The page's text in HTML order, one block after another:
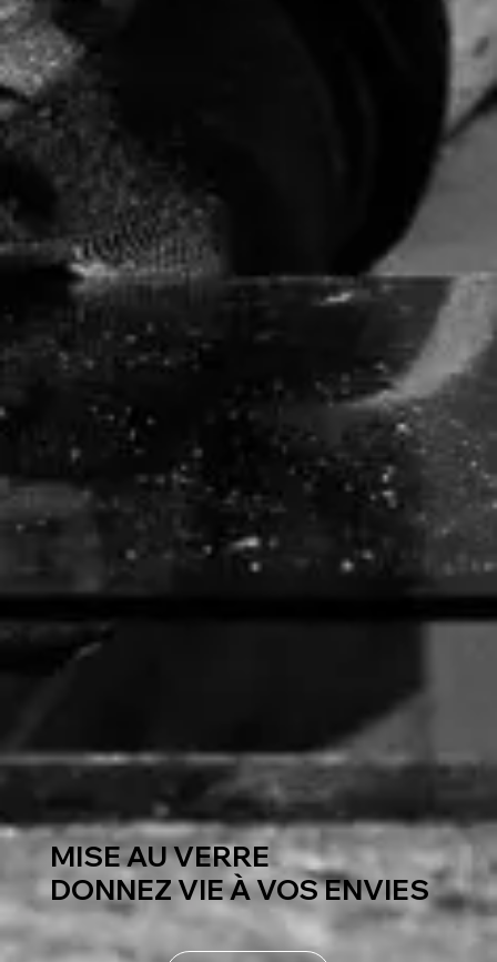
MISE AU VERRE
DONNEZ VIE À VOS ENVIES